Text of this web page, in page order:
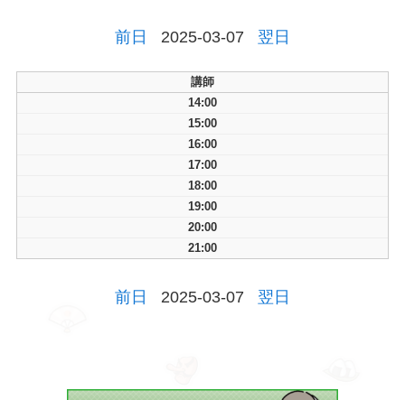
前日 2025-03-07 翌日
講師
14:00
15:00
16:00
17:00
18:00
19:00
20:00
21:00
前日 2025-03-07 翌日